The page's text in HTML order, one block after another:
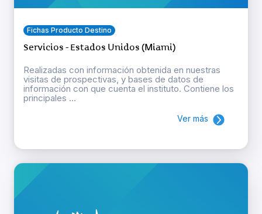
Fichas Producto Destino
Servicios - Estados Unidos (Miami)
Realizadas con información obtenida en nuestras
visitas de prospectivas, y bases de datos de
información con que cuenta el instituto. Contiene los
principales ...
Ver más